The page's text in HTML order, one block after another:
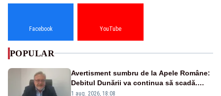
Facebook YouTube
POPULAR
Avertisment sumbru de la Apele Române:
Debitul Dunării va continua să scadă.
Cernavodă s-ar putea închide în 4 zile
1 aug. 2026, 18:08